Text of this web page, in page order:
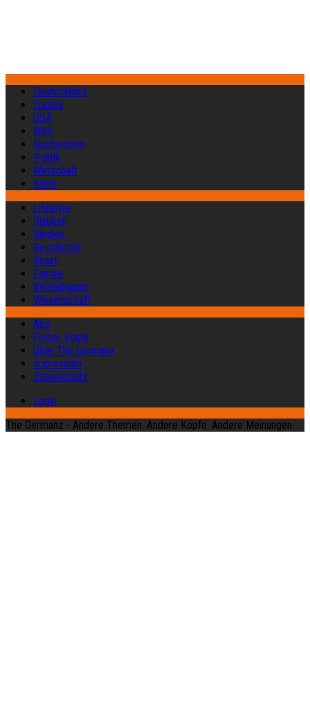
Deutschland
Europa
USA
Welt
Nachrichten
Politik
Wirtschaft
Kultur
Lifestyle
Glauben
Medien
Geschichte
Sport
Familie
Verteidigung
Wissenschaft
Abo
Früher Vogel
Über The Germanz
Impressum
Datenschutz
Login
The Germanz - Andere Themen. Andere Köpfe. Andere Meinungen.